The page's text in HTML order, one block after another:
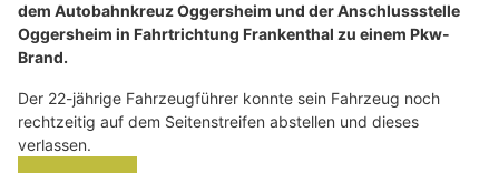
dem Autobahnkreuz Oggersheim und der Anschlussstelle
Oggersheim in Fahrtrichtung Frankenthal zu einem Pkw-
Brand.
Der 22-jährige Fahrzeugführer konnte sein Fahrzeug noch
rechtzeitig auf dem Seitenstreifen abstellen und dieses
verlassen.